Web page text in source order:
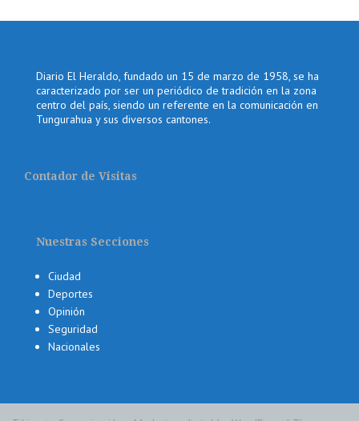
Diario El Heraldo, fundado un 15 de marzo de 1958, se ha
caracterizado por ser un periódico de tradición en la zona
centro del país, siendo un referente en la comunicación en
Tungurahua y sus diversos cantones.
Contador de Visitas
Nuestras Secciones
Ciudad
Deportes
Opinión
Seguridad
Nacionales